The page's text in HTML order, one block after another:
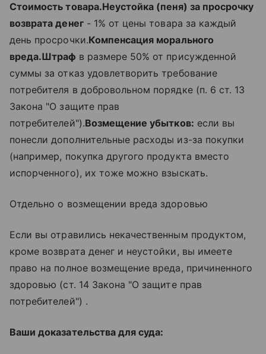
Стоимость товара.Неустойка (пеня) за просрочку
возврата денег- 1% от цены товара за каждый
день просрочки.Компенсация морального
вреда.Штраф в размере 50% от присужденной
суммы за отказ удовлетворить требование
потребителя в добровольном порядке (п. 6 ст. 13
Закона "О защите прав
потребителей").Возмещение убытков: если вы
понесли дополнительные расходы из-за покупки
(например, покупка другого продукта вместо
испорченного), их тоже можно взыскать.
Отдельно о возмещении вреда здоровью
Если вы отравились некачественным продуктом,
кроме возврата денег и неустойки, вы имеете
право на полное возмещение вреда, причиненного
здоровью (ст. 14 Закона "О защите прав
потребителей") .
Ваши доказательства для суда: